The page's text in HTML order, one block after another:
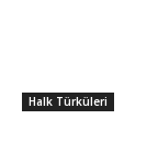
Halk Türküleri